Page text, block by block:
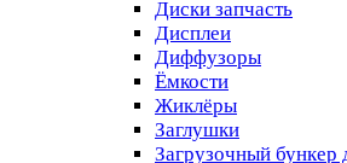
Диски запчасть
Дисплеи
Диффузоры
Ёмкости
Жиклёры
Заглушки
Загрузочный бункер